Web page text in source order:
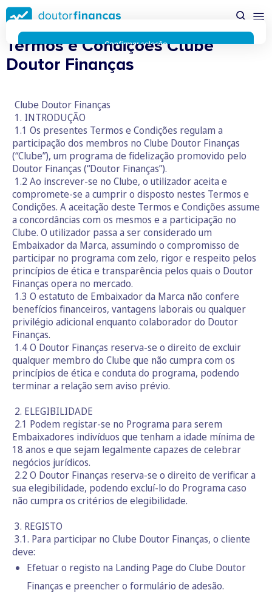
Saltar
para
conteúdo
principal
Termos e Condições Clube
Doutor Finanças
Clube Doutor Finanças
1. INTRODUÇÃO
1.1 Os presentes Termos e Condições regulam a
participação dos membros no Clube Doutor Finanças
(“Clube”), um programa de fidelização promovido pelo
Doutor Finanças (“Doutor Finanças”).
1.2 Ao inscrever-se no Clube, o utilizador aceita e
compromete-se a cumprir o disposto nestes Termos e
Condições. A aceitação deste Termos e Condições assume
a concordâncias com os mesmos e a participação no
Clube. O utilizador passa a ser considerado um
Embaixador da Marca, assumindo o compromisso de
participar no programa com zelo, rigor e respeito pelos
princípios de ética e transparência pelos quais o Doutor
Finanças opera no mercado.
1.3 O estatuto de Embaixador da Marca não confere
benefícios financeiros, vantagens laborais ou qualquer
privilégio adicional enquanto colaborador do Doutor
Finanças.
1.4 O Doutor Finanças reserva-se o direito de excluir
qualquer membro do Clube que não cumpra com os
princípios de ética e conduta do programa, podendo
terminar a relação sem aviso prévio.
2. ELEGIBILIDADE
2.1 Podem registar-se no Programa para serem
Embaixadores indivíduos que tenham a idade mínima de
18 anos e que sejam legalmente capazes de celebrar
negócios jurídicos.
2.2 O Doutor Finanças reserva-se o direito de verificar a
sua elegibilidade, podendo excluí-lo do Programa caso
não cumpra os critérios de elegibilidade.
3. REGISTO
3.1. Para participar no Clube Doutor Finanças, o cliente
deve:
Efetuar o registo na Landing Page do Clube Doutor
Finanças e preencher o formulário de adesão.
possível enquanto utilizador do portal Doutor Finanças e
personalizar conteúdos e anúncios.
Saiba mais sobre as
funcionalidades dos cookiesaqui.
Respeitamos a sua privacidade e estamos comprometidos com
a transparência no uso de cookies no nosso website. Não
recolhemos, processamos ou armazenamos quaisquer dados
Os cookies utilizados no nosso website são limitados a cookies
essenciais e funcionais que melhoram o desempenho do site e
a experiência do utilizador. Estes cookies não contêm
informações pessoalmente identificáveis e não rastreiam a
sua atividade fora do nosso site. Conheça a nossaPolítica de
Privacidade
O business.safety.google usa cookies da Google para oferecer
os respetivos serviços, melhorar a qualidade destes e analisar
o tráfego.Saiba mais.
Cookies estritamente necessários Sempre ativos
Cookies para estatística
Cookies para marketing e personalização
Cookies
Rejeitar cookies
Confirmar seleção